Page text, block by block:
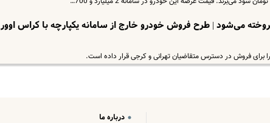
می‌شود | طرح فروش خودرو خارج از سامانه یکپارچه با کراس اوور
فروش در دسترس متقاضیان تهرانی و کرجی قرار داده است.
درباره ما